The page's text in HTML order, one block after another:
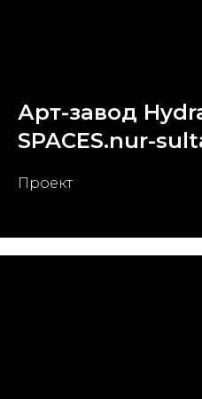
Арт-завод
SPACES.nur-
Проект